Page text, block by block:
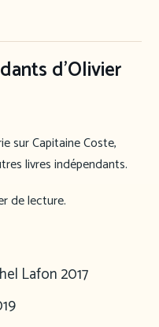
d’Olivier
sur Capitaine Coste,
livres indépendants.
de lecture.
Lafon 2017